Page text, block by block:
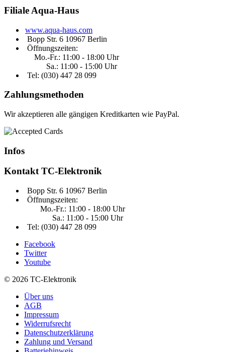
Filiale Aqua-Haus
www.aqua-haus.com
Bopp Str. 6 10967 Berlin
Öffnungszeiten:
Mo.-Fr.: 11:00 - 18:00 Uhr
Sa.: 11:00 - 15:00 Uhr
Tel: (030) 447 28 099
Zahlungsmethoden
Wir akzeptieren alle gängigen Kreditkarten wie PayPal.
Infos
KontaktTC-Elektronik
Bopp Str. 6 10967 Berlin
Öffnungszeiten:
Mo.-Fr.: 11:00 - 18:00 Uhr
Sa.: 11:00 - 15:00 Uhr
Tel: (030) 447 28 099
Facebook
Twitter
Youtube
© 2026 TC-Elektronik
Über uns
AGB
Impressum
Widerrufsrecht
Datenschutzerklärung
Zahlung und Versand